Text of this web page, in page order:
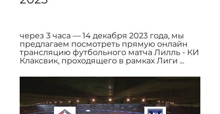
через 3 часа — 14 декабря 2023 года, мы
предлагаем посмотреть прямую онлайн
трансляцию футбольного матча Лилль - КИ
Клаксвик, проходящего в рамках Лиги ...